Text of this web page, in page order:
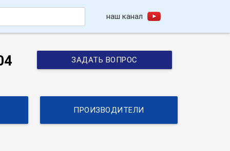
наш канал
ЗАДАТЬ ВОПРОС
ПРОИЗВОДИТЕЛИ